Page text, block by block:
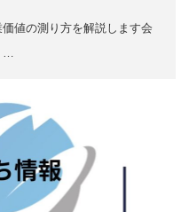
値の測り方を解説します会
…